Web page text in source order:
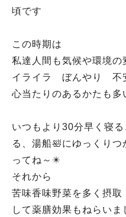
頃です
この時期は
私達人間も気候や環境の
イライラ ぼんやり 不
心当たりのあるかたも多
いつもより30分早く寝
る、湯船🛀にゆっくり
ってね～✴️
それから
苦味香味野菜を多く摂取
して薬膳効果もねらいま